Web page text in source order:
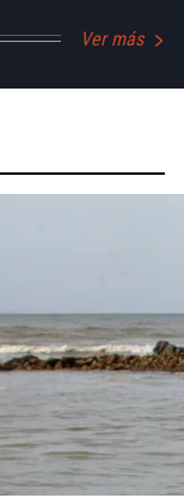
Ver más